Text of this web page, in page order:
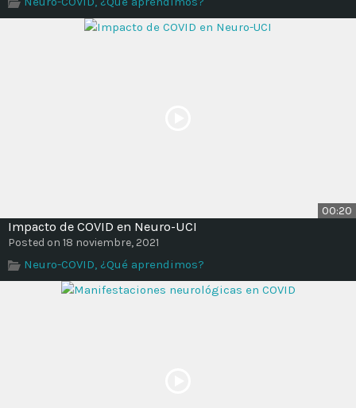
Time
00:20
Impacto de COVID en Neuro-UCI
Posted on 18 noviembre, 2021
Neuro-COVID, ¿Qué aprendimos?